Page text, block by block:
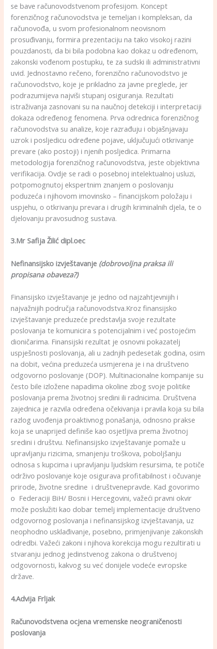
se bave računovodstvenom profesijom. Koncept
forenzičnog računovodstva je temeljan i kompleksan, da
računovođa, u svom profesionalnom neovisnom
prosuđivanju, formira prezentaciju na tako visokoj razini
pouzdanosti, da bi bila podobna kao dokaz u određenom,
zakonski vođenom postupku, te za sudski ili administrativni
uvid. Jednostavno rečeno, forenzično računovodstvo je
računovodstvo, koje je prikladno za javne preglede, jer
podrazumijeva najviši stupanj osiguranja. Rezultati
istraživanja zasnovani su na naučnoj detekciji i interpretaciji
dokaza određenog fenomena. Prva odrednica forenzičnog
računovodstva su analize, koje razrađuju i objašnjavaju
uzrok i posljedicu određene pojave, uključujući otkrivanje
prevare (ako postoji) i njenih posljedica. Primarna
metodologija forenzičnog računovodstva, jeste objektivna
verifikacija. Ovdje se radi o posebnoj intelektualnoj usluzi,
potpomognutoj ekspertnim znanjem o poslovanju
poduzeća i njihovom imovinsko – financijskom položaju i
uspjehu, o otkrivanju prevara i drugih kriminalnih djela, te o
djelovanju pravosudnog sustava.
3.Mr Safija Žilić dipl.oec
Nefinansijsko izvještavanje (dobrovoljna praksa ili
propisana obaveza?)
Finansijsko izvještavanje je jedno od najzahtjevnijih i
najvažnijih područja računovodstva.Kroz finansijsko
izvještavanje preduzeće predstavlja svoje rezultate
poslovanja te komunicira s potencijalnim i već postojećim
dioničarima. Finansijski rezultat je osnovni pokazatelj
uspješnosti poslovanja, ali u zadnjih pedesetak godina, osim
na dobit, većina preduzeća usmjerena je i na društveno
odgovorno poslovanje (DOP). Multinacionalne kompanije su
često bile izložene napadima okoline zbog svoje politike
poslovanja prema životnoj sredini ili radnicima. Društvena
zajednica je razvila određena očekivanja i pravila koja su bila
razlog uvođenja proaktivnog ponašanja, odnosno prakse
koja se unaprijed definiše kao osjetljiva prema životnoj
sredini i društvu. Nefinansijsko izvještavanje pomaže u
upravljanju rizicima, smanjenju troškova, poboljšanju
odnosa s kupcima i upravljanju ljudskim resursima, te potiče
održivo poslovanje koje osigurava profitabilnost i očuvanje
prirode, životne sredine i društvenepravde. Kad govorimo
o Federaciji BiH/ Bosni i Hercegovini, važeći pravni okvir
može poslužiti kao dobar temelj implementacije društveno
odgovornog poslovanja i nefinansijskog izvještavanja, uz
neophodno usklađivanje, posebno, primjenjivanje zakonskih
odredbi. Važeći zakoni i njihova korekcija mogu rezultirati u
stvaranju jednog jedinstvenog zakona o društvenoj
odgovornosti, kakvog su već donijele vodeće evropske
države.
4.Advija Frljak
Računovodstvena ocjena vremenske neograničenosti
poslovanja